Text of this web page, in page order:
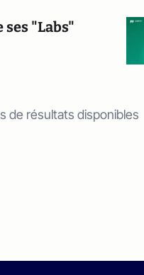
ses "Labs"
de résultats disponibles